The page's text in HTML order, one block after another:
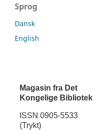
Sprog
Dansk
English
Magasin fra Det
Kongelige Bibliotek
ISSN 0905-5533
(Trykt)